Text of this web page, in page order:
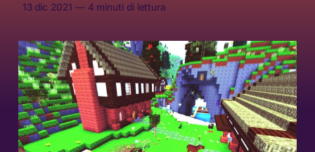
13 dic 2021 —4 minuti di lettura